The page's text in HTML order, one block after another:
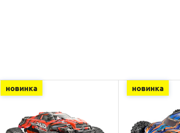
новинка новинка